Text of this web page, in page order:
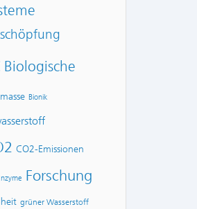
Biologische
Bionik
CO2-Emissionen
Forschung
grüner Wasserstoff